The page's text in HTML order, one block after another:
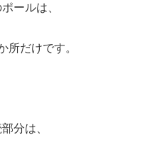
ールは、
所だけです。
分は、